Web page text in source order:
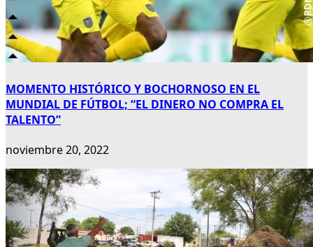
MOMENTO HISTÓRICO Y BOCHORNOSO EN EL
MUNDIAL DE FÚTBOL; “EL DINERO NO COMPRA EL
TALENTO”
noviembre 20, 2022